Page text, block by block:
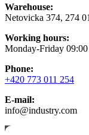
Warehouse:
Netovicka 374, 274
Working hours:
Monday-Friday
Phone:
+420 773 011 254
E-mail:
info@industry.com